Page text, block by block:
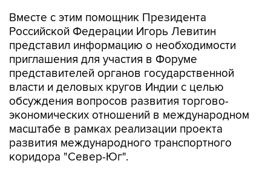
Вместе с этим помощник Президента
Российской Федерации Игорь Левитин
представил информацию о необходимости
приглашения для участия в Форуме
представителей органов государственной
власти и деловых кругов Индии с целью
обсуждения вопросов развития торгово-
экономических отношений в международном
масштабе в рамках реализации проекта
развития международного транспортного
коридора "Север-Юг".